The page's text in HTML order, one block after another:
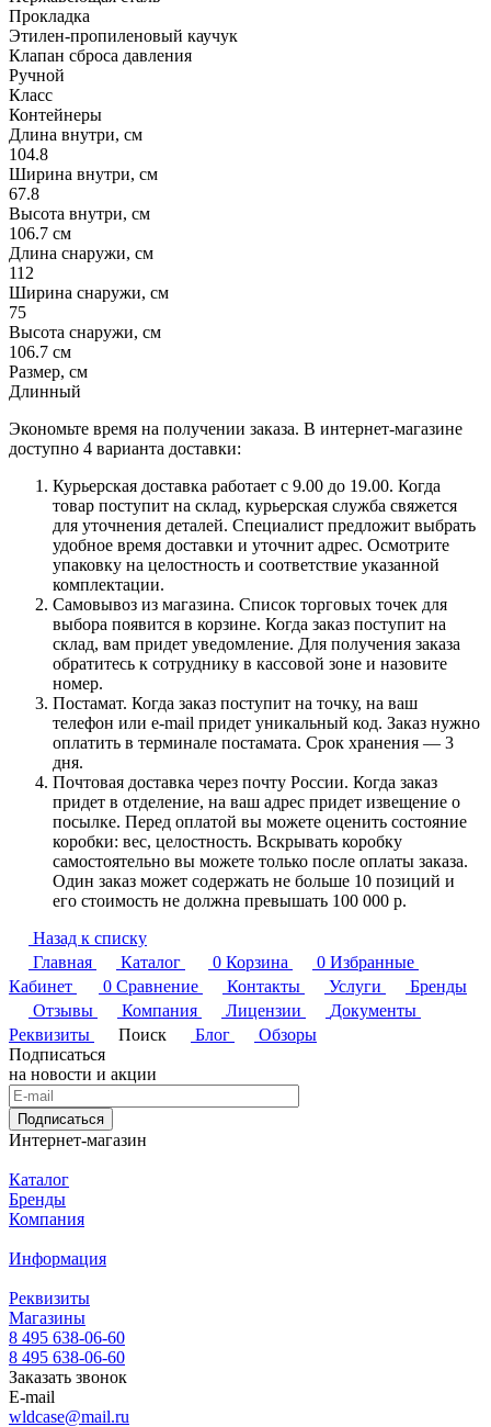
Прокладка
Этилен-пропиленовый каучук
Клапан сброса давления
Ручной
Класс
Контейнеры
Длина внутри, см
104.8
Ширина внутри, см
67.8
Высота внутри, см
106.7 см
Длина снаружи, см
112
Ширина снаружи, см
75
Высота снаружи, см
106.7 см
Размер, см
Длинный
Экономьте время на получении заказа. В интернет-магазине
доступно 4 варианта доставки:
Курьерская доставка работает с 9.00 до 19.00. Когда
товар поступит на склад, курьерская служба свяжется
для уточнения деталей. Специалист предложит выбрать
удобное время доставки и уточнит адрес. Осмотрите
упаковку на целостность и соответствие указанной
комплектации.
Самовывоз из магазина. Список торговых точек для
выбора появится в корзине. Когда заказ поступит на
склад, вам придет уведомление. Для получения заказа
обратитесь к сотруднику в кассовой зоне и назовите
номер.
Постамат. Когда заказ поступит на точку, на ваш
телефон или e-mail придет уникальный код. Заказ нужно
оплатить в терминале постамата. Срок хранения — 3
дня.
Почтовая доставка через почту России. Когда заказ
придет в отделение, на ваш адрес придет извещение о
посылке. Перед оплатой вы можете оценить состояние
коробки: вес, целостность. Вскрывать коробку
самостоятельно вы можете только после оплаты заказа.
Один заказ может содержать не больше 10 позиций и
его стоимость не должна превышать 100 000 р.
Назад к списку
Главная
Каталог 0 Корзина 0 Избранные
Кабинет
0 Сравнение Контакты Услуги
Бренды
Отзывы
Компания Лицензии
Документы
Реквизиты
Поиск Блог
Обзоры
Подписаться
на новости и акции
Подписаться
Интернет-магазин
Каталог
Бренды
Компания
Информация
Реквизиты
Магазины
8 495 638-06-60
8 495 638-06-60
Заказать звонок
E-mail
wldcase@mail.ru